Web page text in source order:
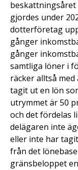
beskattningsåret
gjordes under
dotterföretag
gånger
gånger
samtliga löner i
räcker alltså
tagit ut en lön
utrymmet är 50
och det fördelas
delägaren inte
eller inte har
från det
gränsbeloppet